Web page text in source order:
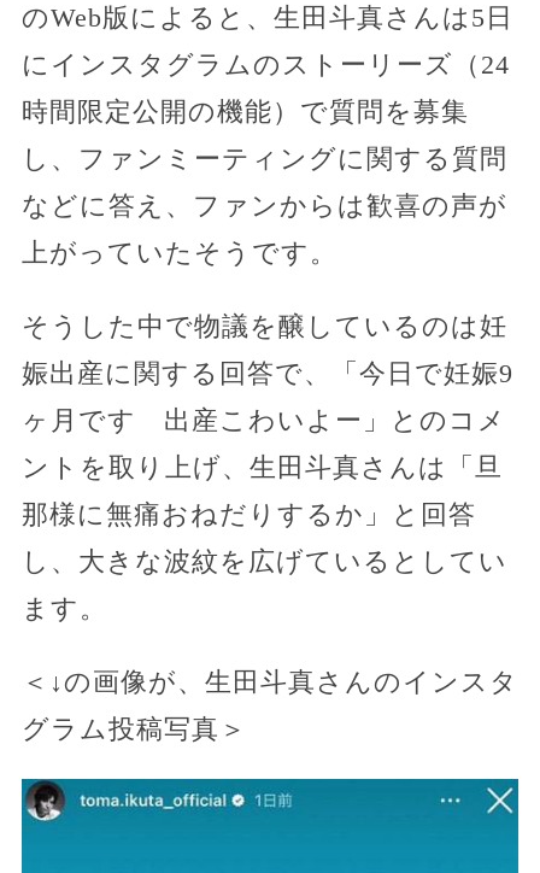
のWeb版によると、生田斗真さんは5日
にインスタグラムのストーリーズ（24
時間限定公開の機能）で質問を募集
し、ファンミーティングに関する質問
などに答え、ファンからは歓喜の声が
上がっていたそうです。
そうした中で物議を醸しているのは妊
娠出産に関する回答で、「今日で妊娠9
ヶ月です 出産こわいよー」とのコメ
ントを取り上げ、生田斗真さんは「旦
那様に無痛おねだりするか」と回答
し、大きな波紋を広げているとしてい
ます。
＜↓の画像が、生田斗真さんのインスタ
グラム投稿写真＞